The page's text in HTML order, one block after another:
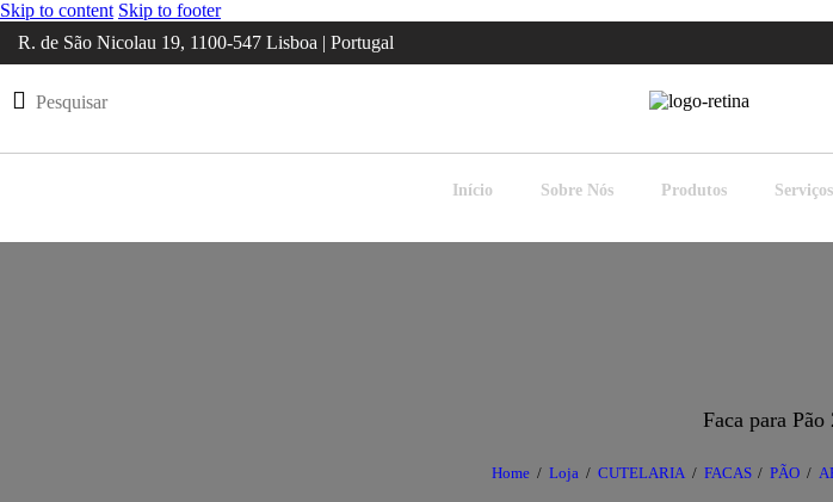
Skip to content Skip to footer
R. de São Nicolau 19, 1100-547 Lisboa | Portugal
Início Sobre Nós Produtos Serviços
Faca para
Home Loja CUTELARIA FACAS PÃO